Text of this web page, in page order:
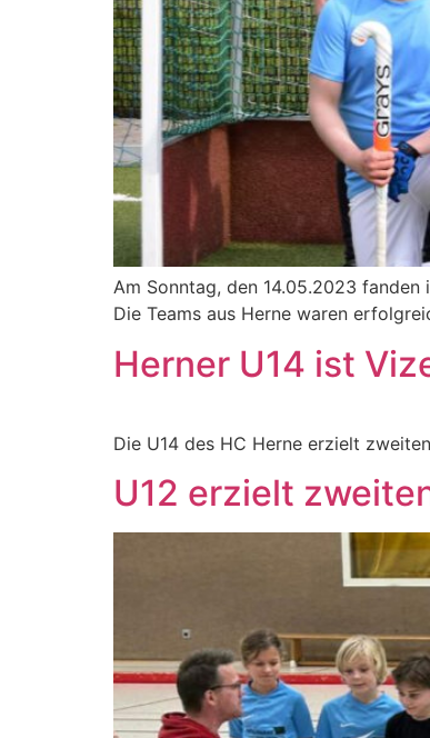
Am Sonntag, den 14.05.2023
Die Teams aus Herne waren
Herner U14 ist
Die U14 des HC Herne erzielt
U12 erzielt